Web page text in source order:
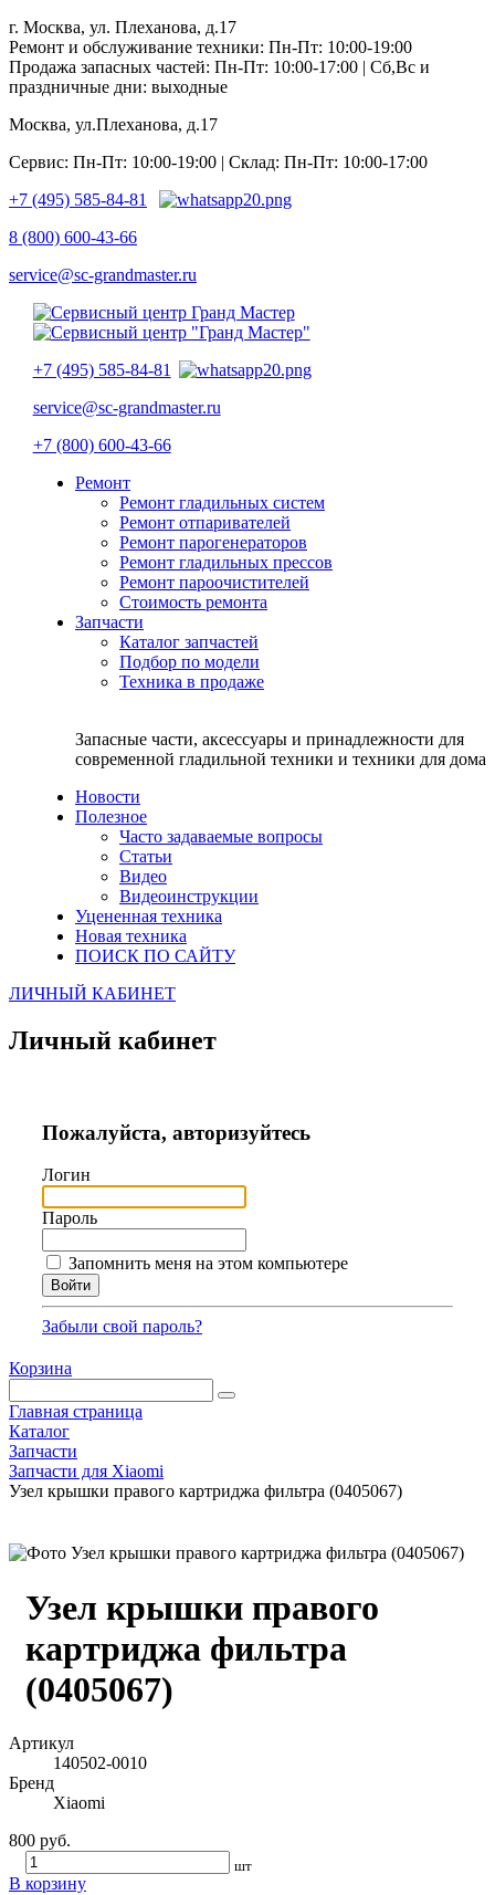
г. Москва, ул. Плеханова, д.17
Ремонт и обслуживание техники: Пн-Пт: 10:00-19:00
Продажа запасных частей: Пн-Пт: 10:00-17:00 | Сб,Вс и
праздничные дни: выходные
Москва, ул.Плеханова, д.17
Сервис: Пн-Пт: 10:00-19:00 | Склад: Пн-Пт: 10:00-17:00
+7 (495) 585-84-81
8 (800) 600-43-66
service@sc-grandmaster.ru
+7 (495) 585-84-81
service@sc-grandmaster.ru
+7 (800) 600-43-66
Ремонт
Ремонт гладильных систем
Ремонт отпаривателей
Ремонт парогенераторов
Ремонт гладильных прессов
Ремонт пароочистителей
Стоимость ремонта
Запчасти
Каталог запчастей
Подбор по модели
Техника в продаже
Запасные части, аксессуары и принадлежности для
современной гладильной техники и техники для дома
Новости
Полезное
Часто задаваемые вопросы
Статьи
Видео
Видеоинструкции
Уцененная техника
Новая техника
ПОИСК ПО САЙТУ
ЛИЧНЫЙ КАБИНЕТ
Личный кабинет
Пожалуйста, авторизуйтесь
Логин
Пароль
Запомнить меня на этом компьютере
Забыли свой пароль?
Корзина
Главная страница
Каталог
Запчасти
Запчасти для Xiaomi
Узел крышки правого картриджа фильтра (0405067)
Узел крышки правого
картриджа фильтра
(0405067)
Артикул
140502-0010
Бренд
Xiaomi
800 руб.
шт
В корзину